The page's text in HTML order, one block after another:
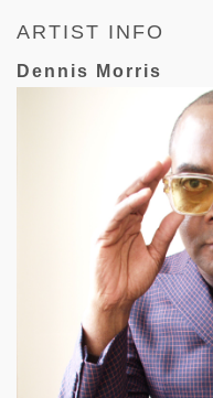
ARTIST INFO
Dennis Morris